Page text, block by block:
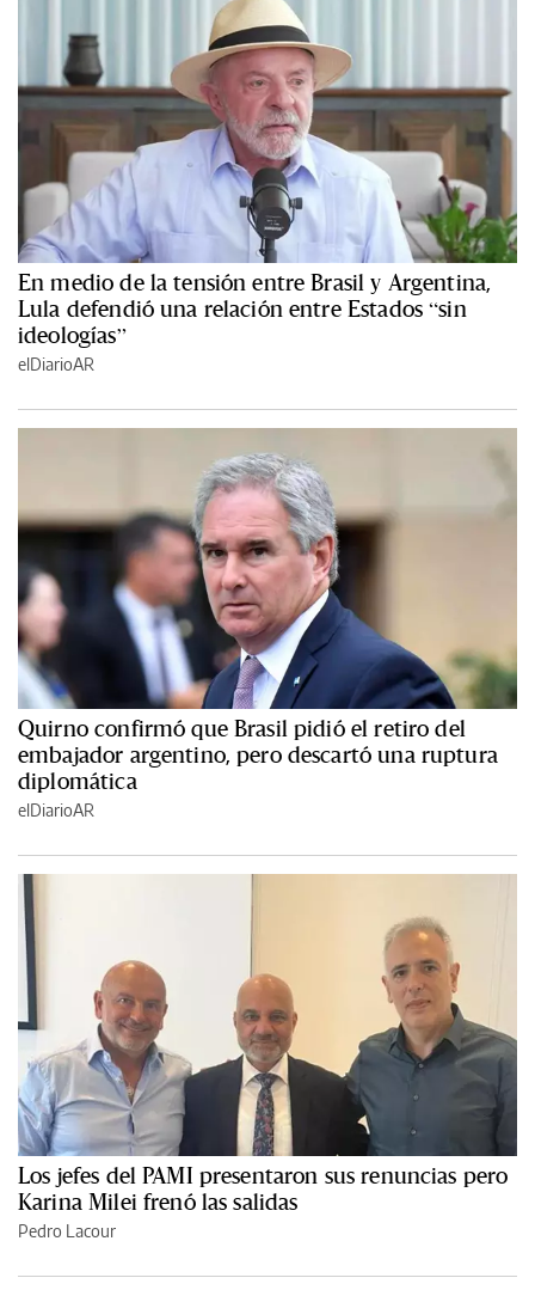
En medio de la tensión entre Brasil y Argentina,
Lula defendió una relación entre Estados “sin
ideologías”
elDiarioAR
Quirno confirmó que Brasil pidió el retiro del
embajador argentino, pero descartó una ruptura
diplomática
elDiarioAR
Los jefes del PAMI presentaron sus renuncias pero
Karina Milei frenó las salidas
Pedro Lacour